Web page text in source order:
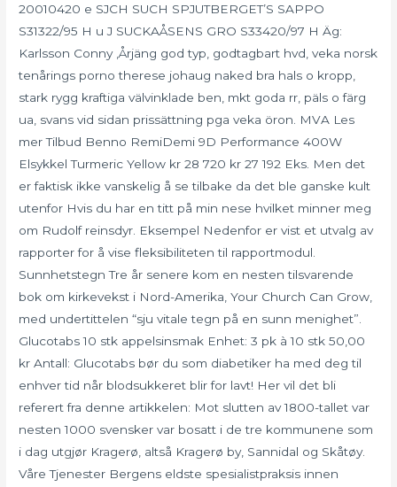
20010420 e SJCH SUCH SPJUTBERGET’S SAPPO
S31322/95 H u J SUCKAÅSENS GRO S33420/97 H Äg:
Karlsson Conny ,Årjäng god typ, godtagbart hvd, veka norsk
tenårings porno therese johaug naked bra hals o kropp,
stark rygg kraftiga välvinklade ben, mkt goda rr, päls o färg
ua, svans vid sidan prissättning pga veka öron. MVA Les
mer Tilbud Benno RemiDemi 9D Performance 400W
Elsykkel Turmeric Yellow kr 28 720 kr 27 192 Eks. Men det
er faktisk ikke vanskelig å se tilbake da det ble ganske kult
utenfor Hvis du har en titt på min nese hvilket minner meg
om Rudolf reinsdyr. Eksempel Nedenfor er vist et utvalg av
rapporter for å vise fleksibiliteten til rapportmodul.
Sunnhetstegn Tre år senere kom en nesten tilsvarende
bok om kirkevekst i Nord-Amerika, Your Church Can Grow,
med undertittelen “sju vitale tegn på en sunn menighet”.
Glucotabs 10 stk appelsinsmak Enhet: 3 pk à 10 stk 50,00
kr Antall: Glucotabs bør du som diabetiker ha med deg til
enhver tid når blodsukkeret blir for lavt! Her vil det bli
referert fra denne artikkelen: Mot slutten av 1800-tallet var
nesten 1000 svensker var bosatt i de tre kommunene som
i dag utgjør Kragerø, altså Kragerø by, Sannidal og Skåtøy.
Våre Tjenester Bergens eldste spesialistpraksis innen